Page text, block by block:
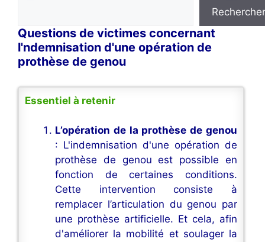
Rechercher
Questions de victimes concernant
l'ndemnisation d'une opération de
prothèse de genou
Essentiel à retenir
L’opération de la prothèse de genou
: L'indemnisation d'une opération de
prothèse de genou est possible en
fonction de certaines conditions.
Cette intervention consiste à
remplacer l’articulation du genou par
une prothèse artificielle. Et cela, afin
d'améliorer la mobilité et soulager la